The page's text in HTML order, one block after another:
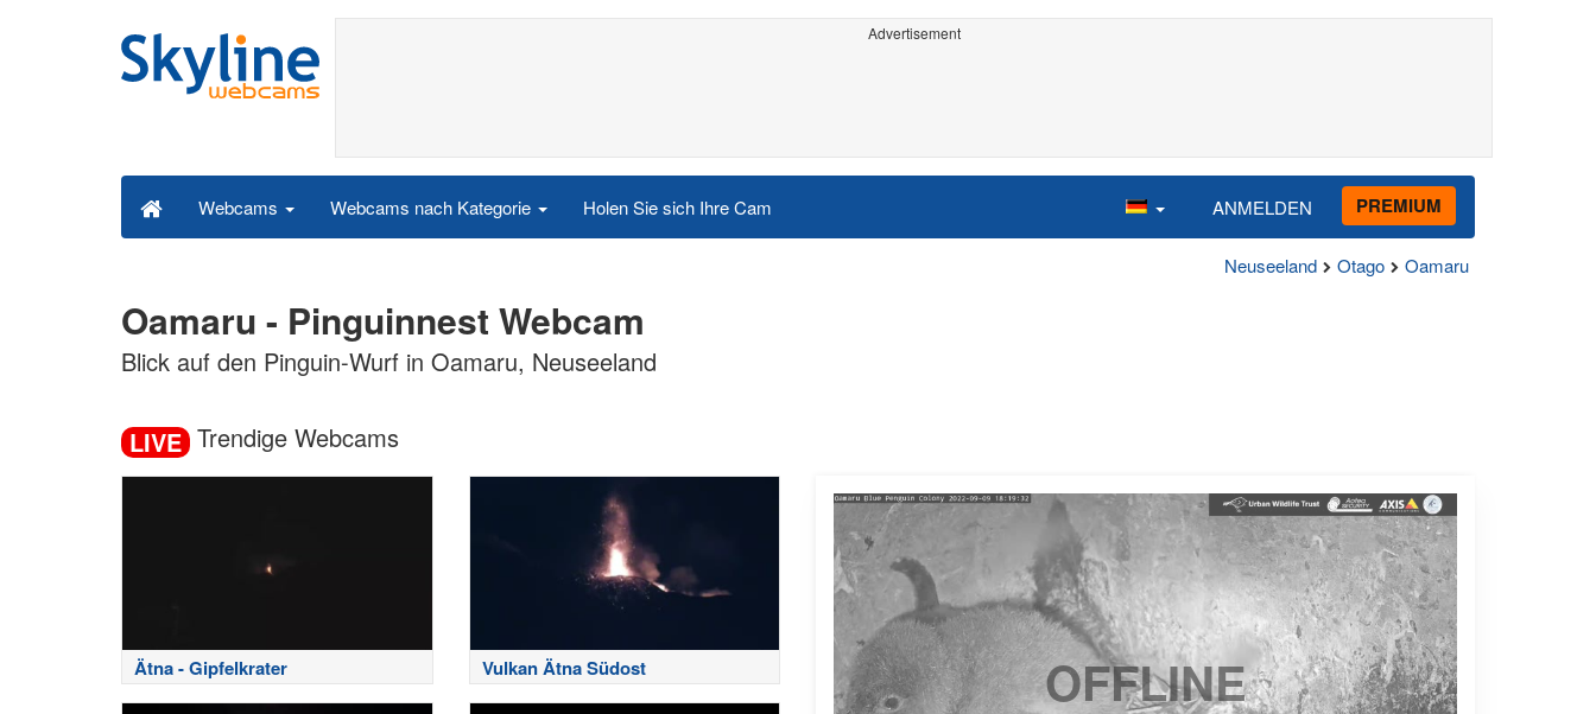
Advertisement
Webcams Webcams nach Kategorie Holen Sie sich Ihre Cam ANMELDEN PREMIUM
Neuseeland Otago Oamaru
Oamaru - Pinguinnest Webcam
Blick auf den Pinguin-Wurf in Oamaru, Neuseeland
LIVE Trendige Webcams
Ätna - Gipfelkrater Vulkan Ätna Südost OFFLINE